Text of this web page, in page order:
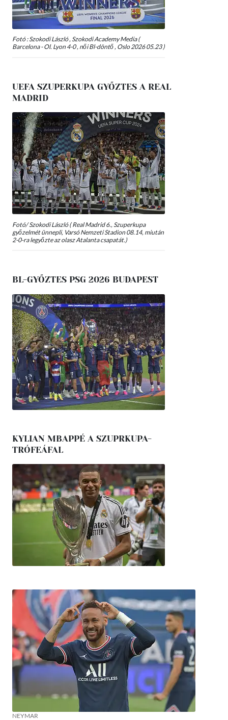
Fotó : Szokodi László , Szokodi Academy Media (
Barcelona - Ol. Lyon 4-0 , női Bl-döntő , Oslo 2026 05.23 )
UEFA SZUPERKUPA GYŐZTES A REAL
MADRID
Fotó/ Szokodi László ( Real Madrid 6., Szuperkupa
győzelmét ünnepli, Varsó Nemzeti Stadion 08.14, miután
2-0-ra legyőzte az olasz Atalanta csapatát.)
BL-GYŐZTES PSG 2026 BUDAPEST
KYLIAN MBAPPÉ A SZUPRKUPA-
TRÓFEÁFAL
NEYMAR